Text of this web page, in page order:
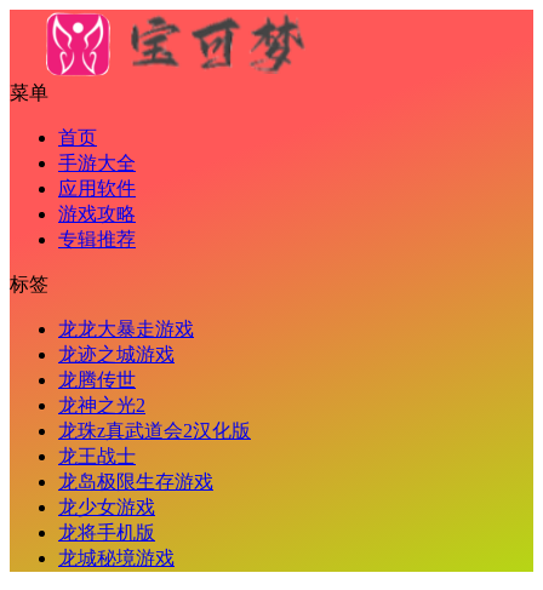
菜单
首页
手游大全
应用软件
游戏攻略
专辑推荐
标签
龙龙大暴走游戏
龙迹之城游戏
龙腾传世
龙神之光2
龙珠z真武道会2汉化版
龙王战士
龙岛极限生存游戏
龙少女游戏
龙将手机版
龙城秘境游戏